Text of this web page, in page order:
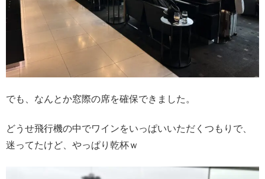
でも、なんとか窓際の席を確保できました。
どうせ飛行機の中でワインをいっぱいいただくつもりで、
迷ってたけど、やっぱり乾杯ｗ